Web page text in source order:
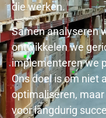
die werken.
Samen analyseren
ontwikkelen we
implementeren we
Ons doel is om niet
optimaliseren,
voor langdurig